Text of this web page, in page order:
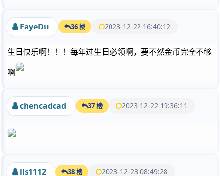
FayeDu 36 楼 2023-12-22 16:40:12
生日快乐啊！！！每年过生日必领啊，要不然金币完全不够
啊
chencadcad 37 楼 2023-12-22 19:36:11
lls1112 38 楼 2023-12-23 08:49:28